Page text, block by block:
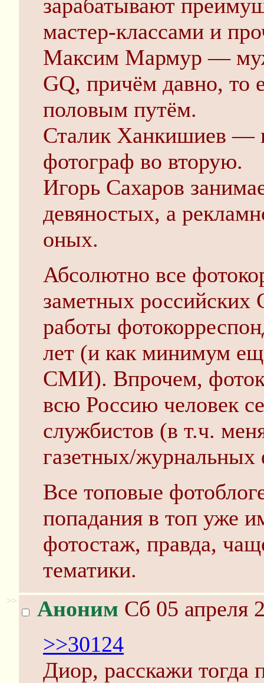
зарабатывают
мастер-классами и
Максим Мармур —
GQ, причём давно, то
половым путём.
Сталик Ханкишиев —
фотограф во вторую.
Игорь Сахаров
девяностых, а
оных.
Абсолютно все
заметных
работы
лет (и как минимум
СМИ). Впрочем,
всю Россию человек
службистов (в т.ч.
газетных/журнальных
Все топовые
попадания в топ уже
фотостаж, правда,
тематики.
>> Аноним Сб 05 апреля
>>30124
Диор, расскажи тогда